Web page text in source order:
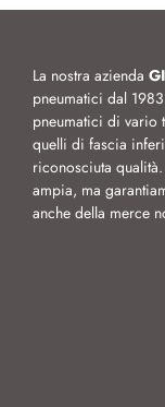
La nostra azienda
pneumatici dal
pneumatici di vario
quelli di fascia
riconosciuta
ampia, ma
anche della merce